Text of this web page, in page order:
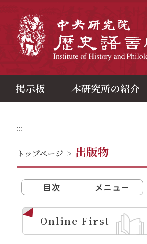
掲示板 本研究所の紹介
:::
トップページ > 出版物
目次 メニュー
Online First